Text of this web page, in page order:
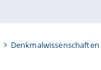
Denkmalwissenschaften